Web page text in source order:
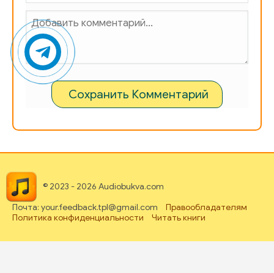
Сохранить Комментарий
© 2023 - 2026 Audiobukva.com
Почта: your.feedback.tpl@gmail.com
Правообладателям
Политика конфиденциальности
Читать книги